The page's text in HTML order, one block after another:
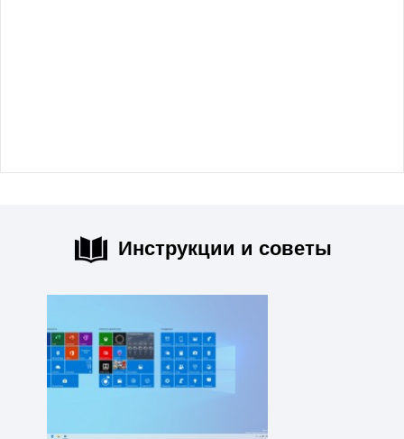
Инструкции и советы